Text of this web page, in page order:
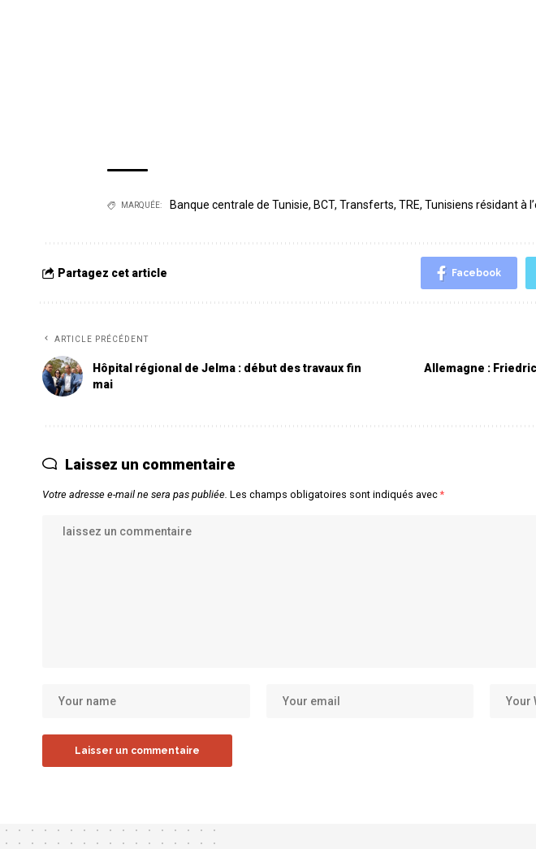
MARQUÉE: Banque centrale de Tunisie, BCT, Transferts, TRE, Tunisiens résidant à
Partagez cet article Facebook
ARTICLE PRÉCÉDENT
Hôpital régional de Jelma : début des travaux fin
mai
Allemagne :
Laissez un commentaire
Votre adresse e-mail ne sera pas publiée. Les champs obligatoires sont indiqués avec*